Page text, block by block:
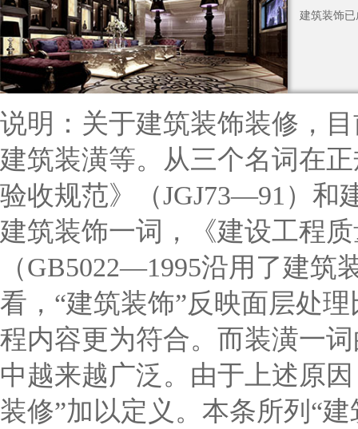
建筑装饰
说明：关于建筑装饰装修，
建筑装潢等。从三个名词在
验收规范》（JGJ73—91）和
建筑装饰一词，《建设工程
（GB5022—1995沿用了建
看，“建筑装饰”反映面层处
程内容更为符合。而装潢一
中越来越广泛。由于上述原
装修”加以定义。本条所列“